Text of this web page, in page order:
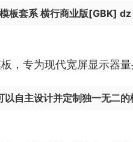
板套系 横行商业版[GBK]
，专为现代宽屏显示器量
自主设计并定制独一无二的